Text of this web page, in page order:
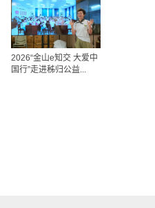
2026“金山e知交 大爱中
国行”走进秭归公益...